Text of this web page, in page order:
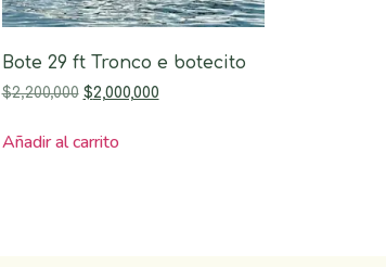
Bote 29 ft Tronco e botecito
$2,200,000 $2,000,000
Añadir al carrito